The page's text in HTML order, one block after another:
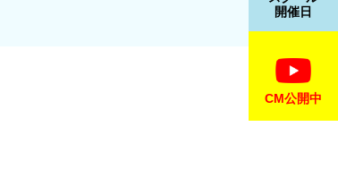
開催日
CM公開中